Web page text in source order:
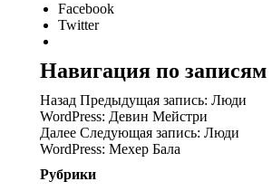
Facebook
Twitter
Навигация по записям
Назад Предыдущая запись: Люди
WordPress: Девин Мейстри
Далее Следующая запись: Люди
WordPress: Мехер Бала
Рубрики